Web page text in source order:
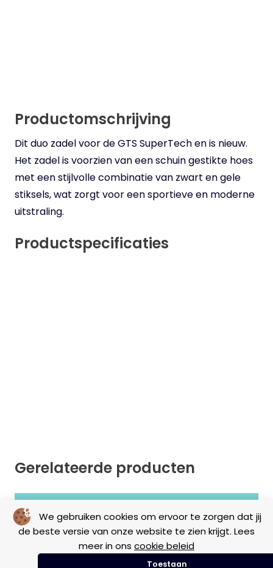
We gebruiken cookies om ervoor te zorgen dat jij
de beste versie van onze website te zien krijgt. Lees
meer in ons cookie beleid
Toestaan
Productomschrijving
Dit duo zadel voor de GTS SuperTech en is nieuw.
Het zadel is voorzien van een schuin gestikte hoes
met een stijlvolle combinatie van zwart en gele
stiksels, wat zorgt voor een sportieve en moderne
uitstraling.
Productspecificaties
Gerelateerde producten
Geen resultaten gevonden.